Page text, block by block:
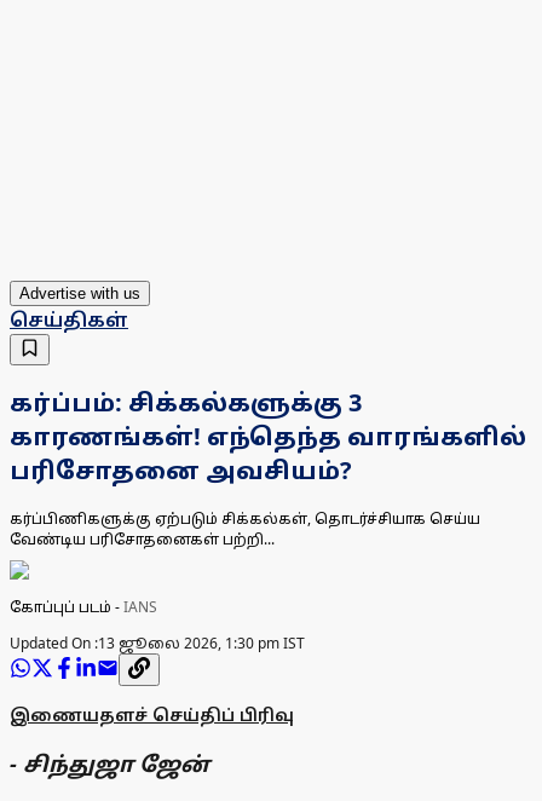
Advertise with us
செய்திகள்
கர்ப்பம்: சிக்கல்களுக்கு 3
காரணங்கள்! எந்தெந்த வாரங்களில்
பரிசோதனை அவசியம்?
கர்ப்பிணிகளுக்கு ஏற்படும் சிக்கல்கள், தொடர்ச்சியாக செய்ய
வேண்டிய பரிசோதனைகள் பற்றி...
கோப்புப் படம் -IANS
Updated On :13 ஜூலை 2026, 1:30 pm IST
இணையதளச் செய்திப் பிரிவு
- சிந்துஜா ஜேன்